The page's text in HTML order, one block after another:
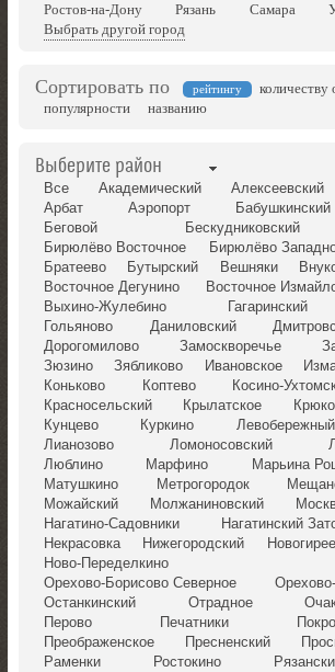
Ростов-на-Дону
Рязань Самара
Выбрать другой город
Сортировать по рейтингу
количеству
популярности
названию
Выберите район
Все Академический Алексеевский
Арбат
Аэропорт Бабушкинский
Беговой
Бескудниковский
Бирюлёво Восточное
Бирюлёво
Братеево
Бутырский Вешняки
Восточное Дегунино
Восточное
Выхино-Жулебино
Гагаринский
Гольяново
Даниловский
Дорогомилово
Замоскворечье
Зюзино
Зябликово Ивановское
Коньково
Коптево Косино-
Красносельский
Крылатское
Кунцево
Куркино Левобережный
Лианозово
Ломоносовский
Люблино
Марфино Марьина
Матушкино
Метрогородок
Можайский
Молжаниновский
Нагатино-Садовники
Нагатинский
Некрасовка
Нижегородский
Ново-Переделкино
Орехово-Борисово Северное
Останкинский
Отрадное
Перово
Печатники
Преображенское
Пресненский
Раменки
Ростокино